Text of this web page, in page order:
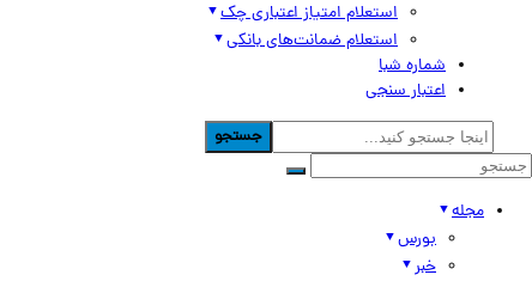
استعلام امتیاز اعتباری چک
استعلام ضمانت‌های بانکی
شماره شبا
اعتبار سنجی
جستجو
مجله
بورس
خبر